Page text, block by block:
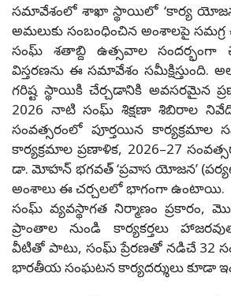
సమావేశంలో శాఖా స్థాయిలో ‘కార్య యోజన’
అమలుకు సంబంధించిన అంశాలపై సమగ్ర
సంఘ్ శతాబ్ది ఉత్సవాల సందర్భంగా
విస్తరణను ఈ సమావేశం సమీక్షిస్తుంది.
గరిష్ట స్థాయికి చేర్చడానికి అవసరమైన
2026 నాటి సంఘ్ శిక్షణా శిబిరాల
సంవత్సరంలో పూర్తయిన కార్యక్రమాల
కార్యక్రమాల ప్రణాళిక, 2026–27
డా. మోహన్ భగవత్ ‘ప్రవాస యోజన’
అంశాలు ఈ చర్చలలో భాగంగా ఉంటాయి.
సంఘ్ వ్యవస్థాగత నిర్మాణం ప్రకారం,
ప్రాంతాల నుండి కార్యకర్తలు
వీటితో పాటు, సంఘ్ ప్రేరణతో నడిచే 32
భారతీయ సంఘటన కార్యదర్శులు కూడా